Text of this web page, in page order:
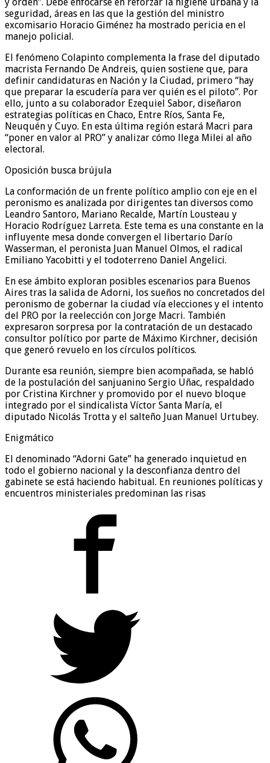
seguridad, áreas en las que la gestión del ministro
excomisario Horacio Giménez ha mostrado pericia en el
manejo policial.
El fenómeno Colapinto complementa la frase del diputado
macrista Fernando De Andreis, quien sostiene que, para
definir candidaturas en Nación y la Ciudad, primero “hay
que preparar la escudería para ver quién es el piloto”. Por
ello, junto a su colaborador Ezequiel Sabor, diseñaron
estrategias políticas en Chaco, Entre Ríos, Santa Fe,
Neuquén y Cuyo. En esta última región estará Macri para
“poner en valor al PRO” y analizar cómo llega Milei al año
electoral.
Oposición busca brújula
La conformación de un frente político amplio con eje en el
peronismo es analizada por dirigentes tan diversos como
Leandro Santoro, Mariano Recalde, Martín Lousteau y
Horacio Rodríguez Larreta. Este tema es una constante en la
influyente mesa donde convergen el libertario Darío
Wasserman, el peronista Juan Manuel Olmos, el radical
Emiliano Yacobitti y el todoterreno Daniel Angelici.
En ese ámbito exploran posibles escenarios para Buenos
Aires tras la salida de Adorni, los sueños no concretados del
peronismo de gobernar la ciudad vía elecciones y el intento
del PRO por la reelección con Jorge Macri. También
expresaron sorpresa por la contratación de un destacado
consultor político por parte de Máximo Kirchner, decisión
que generó revuelo en los círculos políticos.
Durante esa reunión, siempre bien acompañada, se habló
de la postulación del sanjuanino Sergio Uñac, respaldado
por Cristina Kirchner y promovido por el nuevo bloque
integrado por el sindicalista Víctor Santa María, el
diputado Nicolás Trotta y el salteño Juan Manuel Urtubey.
Enigmático
El denominado “Adorni Gate” ha generado inquietud en
todo el gobierno nacional y la desconfianza dentro del
gabinete se está haciendo habitual. En reuniones políticas y
encuentros ministeriales predominan las risas